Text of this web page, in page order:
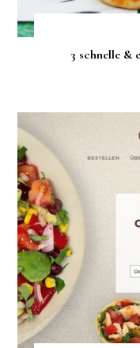
3 schnelle &